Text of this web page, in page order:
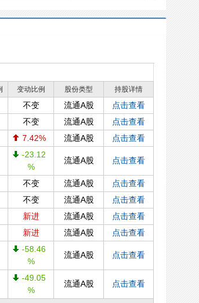
变动比例 股份类型 持股详情
不变 流通A股
点击查看
不变 流通A股
点击查看
7.42% 流通A股 点击查看
-23.12
%
流通A股 点击查看
不变 流通A股
点击查看
不变 流通A股
点击查看
新进 流通A股
点击查看
新进 流通A股 点击查看
-58.46
%
流通A股 点击查看
-49.05
%
流通A股 点击查看